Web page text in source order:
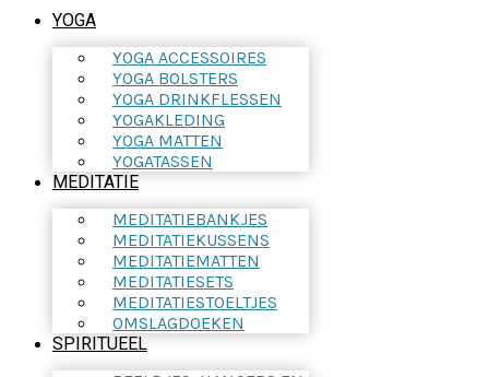
YOGA
YOGA ACCESSOIRES
YOGA BOLSTERS
YOGA DRINKFLESSEN
YOGAKLEDING
YOGA MATTEN
YOGATASSEN
MEDITATIE
MEDITATIEBANKJES
MEDITATIEKUSSENS
MEDITATIEMATTEN
MEDITATIESETS
MEDITATIESTOELTJES
OMSLAGDOEKEN
SPIRITUEEL